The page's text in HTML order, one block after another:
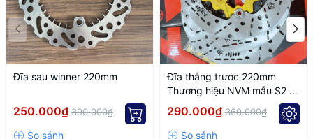
Đĩa sau winner 220mm
250.000₫ 390.000₫
Đĩa thắng trước 220mm
Thương hiệu NVM mẫu S2 4
lỗ thông dụng
290.000₫ 360.000₫